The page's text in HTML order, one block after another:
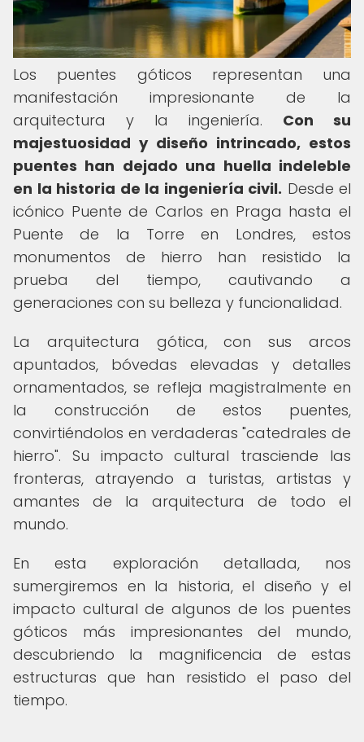
Los puentes góticos representan una
manifestación impresionante de la
arquitectura y la ingeniería. Con su
majestuosidad y diseño intrincado, estos
puentes han dejado una huella indeleble
en la historia de la ingeniería civil. Desde el
icónico Puente de Carlos en Praga hasta el
Puente de la Torre en Londres, estos
monumentos de hierro han resistido la
prueba del tiempo, cautivando a
generaciones con su belleza y funcionalidad.
La arquitectura gótica, con sus arcos
apuntados, bóvedas elevadas y detalles
ornamentados, se refleja magistralmente en
la construcción de estos puentes,
convirtiéndolos en verdaderas "catedrales de
hierro". Su impacto cultural trasciende las
fronteras, atrayendo a turistas, artistas y
amantes de la arquitectura de todo el
mundo.
En esta exploración detallada, nos
sumergiremos en la historia, el diseño y el
impacto cultural de algunos de los puentes
góticos más impresionantes del mundo,
descubriendo la magnificencia de estas
estructuras que han resistido el paso del
tiempo.